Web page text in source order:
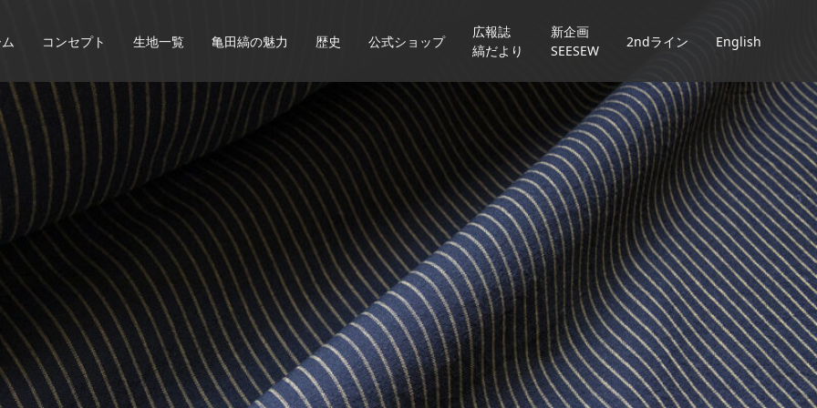
コンセプト 生地一覧 亀田縞の魅力 歴史 公式ショップ
広報誌
縞だより
新企画
SEESEW
2ndライン English